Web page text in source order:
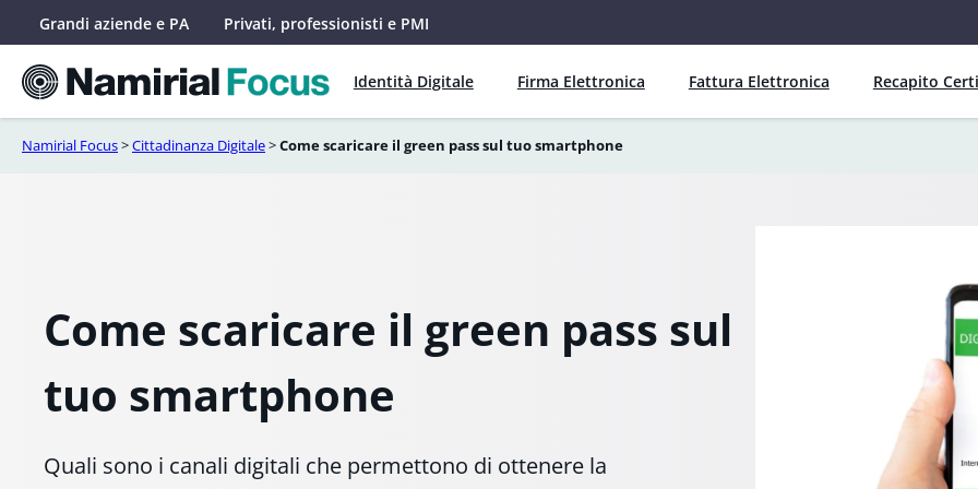
contenuto
Grandi aziende e PA Privati, professionisti e PMI
Identità Digitale Firma Elettronica Fattura Elettronica Recapito
Namirial Focus>Cittadinanza Digitale>Come scaricare il green pass sul tuo smartphone
Come scaricare il green pass sul
tuo smartphone
Quali sono i canali digitali che permettono di ottenere la